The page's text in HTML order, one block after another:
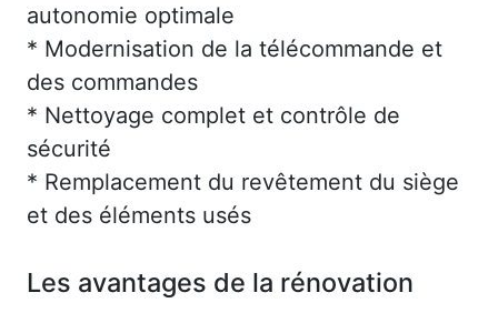
autonomie optimale
* Modernisation de la télécommande et
des commandes
* Nettoyage complet et contrôle de
sécurité
* Remplacement du revêtement du siège
et des éléments usés
Les avantages de la rénovation